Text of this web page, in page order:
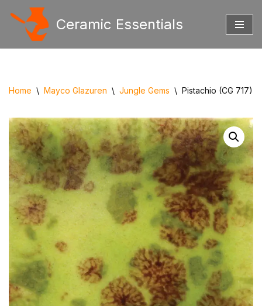
Ceramic Essentials
Home \ Mayco Glazuren \ Jungle Gems \ Pistachio (CG 717)